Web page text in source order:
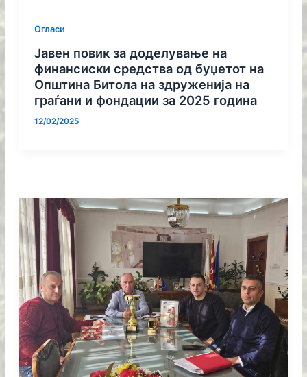
Огласи
Јавен повик за доделување на
финансиски средства од буџетот на
Општина Битола на здруженија на
граѓани и фондации за 2025 година
12/02/2025